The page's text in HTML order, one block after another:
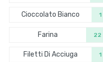
Cioccolato Bianco 1
Farina 22
Filetti Di Acciuga 1